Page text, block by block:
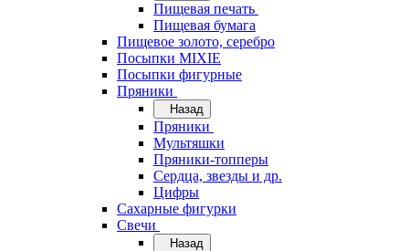
Пищевая печать
Пищевая бумага
Пищевое золото, серебро
Посыпки MIXIE
Посыпки фигурные
Пряники
Назад
Пряники
Мультяшки
Пряники-топперы
Сердца, звезды и др.
Цифры
Сахарные фигурки
Свечи
Назад